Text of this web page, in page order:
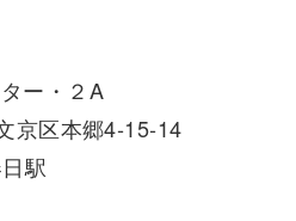
ー・２A
区本郷4‐15‐14
駅